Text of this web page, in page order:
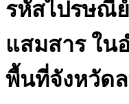
รหัสไปรษณี
แสมสาร ใน
พื้นที่จังหวัด